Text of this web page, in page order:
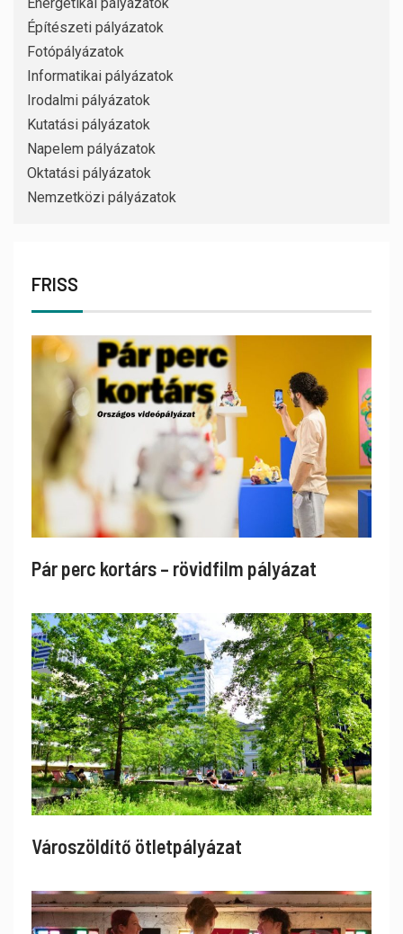
Építészeti pályázatok
Fotópályázatok
Informatikai pályázatok
Irodalmi pályázatok
Kutatási pályázatok
Napelem pályázatok
Oktatási pályázatok
Nemzetközi pályázatok
FRISS
Pár perc kortárs – rövidfilm pályázat
Városzöldítő ötletpályázat